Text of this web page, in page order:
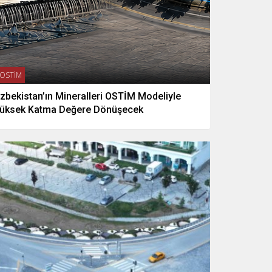
OSTİM
Mineralleri OSTİM Modeliyle
Katma Değere Dönüşecek